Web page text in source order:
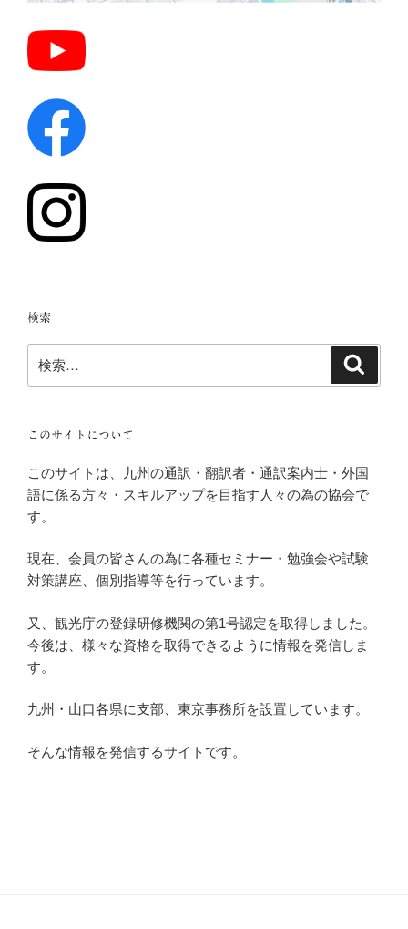
検索
索:
このサイトについて
このサイトは、九州の通訳・翻訳者・通訳案内士・外国
語に係る方々・スキルアップを目指す人々の為の協会で
す。
現在、会員の皆さんの為に各種セミナー・勉強会や試験
対策講座、個別指導等を行っています。
又、観光庁の登録研修機関の第1号認定を取得しました。
今後は、様々な資格を取得できるように情報を発信しま
す。
九州・山口各県に支部、東京事務所を設置しています。
そんな情報を発信するサイトです。